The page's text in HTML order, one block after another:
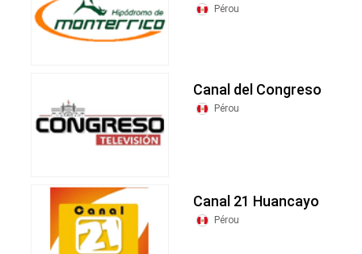
Pérou
Canal del Congreso
Pérou
Canal 21 Huancayo
Pérou